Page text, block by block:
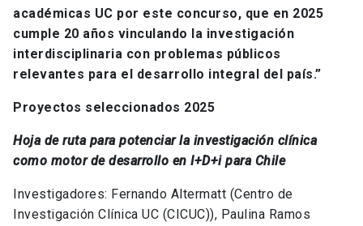
académicas UC por este concurso, que en 2025
cumple 20 años vinculando la investigación
interdisciplinaria con problemas públicos
relevantes para el desarrollo integral del país.”
Proyectos seleccionados 2025
Hoja de ruta para potenciar la investigación clínica
como motor de desarrollo en I+D+i para Chile
Investigadores: Fernando Altermatt (Centro de
Investigación Clínica UC (CICUC)), Paulina Ramos